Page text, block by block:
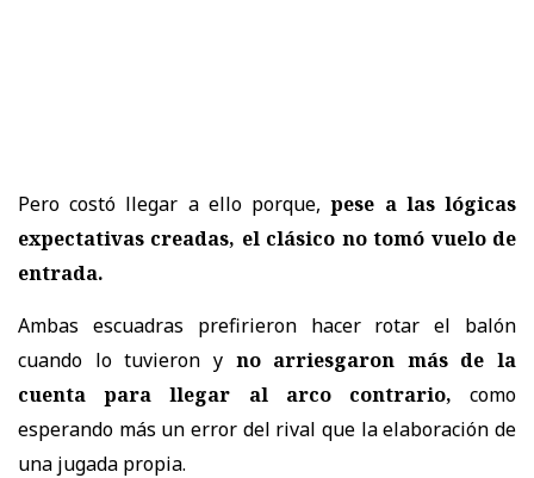
Pero costó llegar a ello porque,pese a las lógicas
expectativas creadas, el clásico no tomó vuelo de
entrada.
Ambas escuadras prefirieron hacer rotar el balón
cuando lo tuvieron y no arriesgaron más de la
cuenta para llegar al arco contrario, como
esperando más un error del rival que la elaboración de
una jugada propia.